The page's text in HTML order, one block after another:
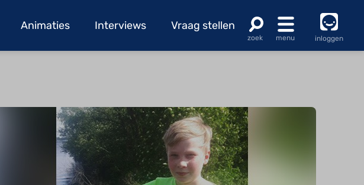
Animaties Interviews Vraag stellen
inloggen